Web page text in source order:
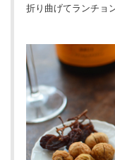
折り曲げてランチョ